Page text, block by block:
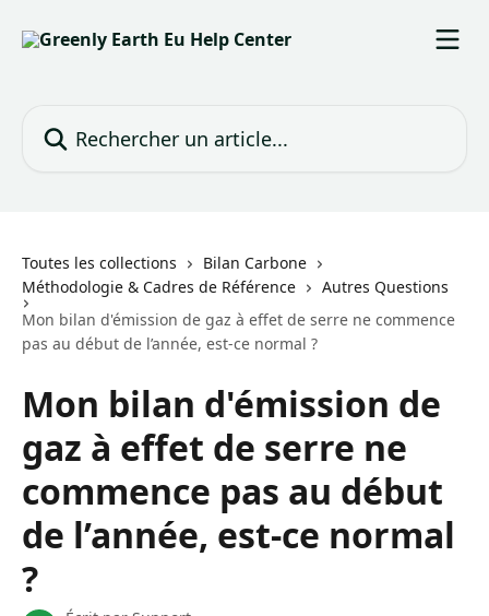
Toutes les collections
Bilan Carbone
Méthodologie & Cadres de Référence
Autres Questions
Mon bilan d'émission de gaz à effet de serre ne commence
pas au début de l’année, est-ce normal ?
Mon bilan d'émission de
gaz à effet de serre ne
commence pas au début
de l’année, est-ce normal
?